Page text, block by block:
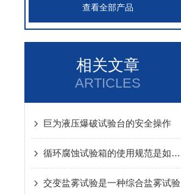
查看全部产品
相关文章
ARTICLES
巨为液压爆破试验台的安全操作
循环腐蚀试验箱的使用规范是如何的
交变盐雾试验是一种综合盐雾试验